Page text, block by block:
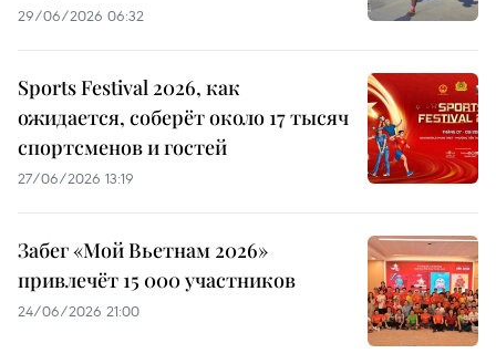
29/06/2026 06:32
Sports Festival 2026, как
ожидается, соберёт около 17 тысяч
спортсменов и гостей
27/06/2026 13:19
Забег «Мой Вьетнам 2026»
привлечёт 15 000 участников
24/06/2026 21:00